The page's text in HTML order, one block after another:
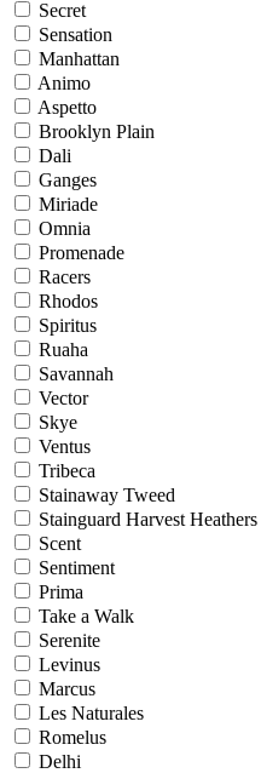
Secret
Sensation
Manhattan
Animo
Aspetto
Brooklyn Plain
Dali
Ganges
Miriade
Omnia
Promenade
Racers
Rhodos
Spiritus
Ruaha
Savannah
Vector
Skye
Ventus
Tribeca
Stainaway Tweed
Stainguard Harvest Heathers
Scent
Sentiment
Prima
Take a Walk
Serenite
Levinus
Marcus
Les Naturales
Romelus
Delhi